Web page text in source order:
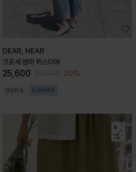
DEAR, NEAR
크로셰 썸머 뷔스티에
25,600 20%